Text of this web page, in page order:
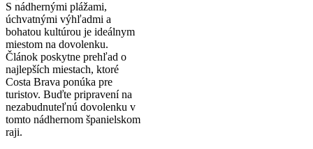
S nádhernými plážami,
úchvatnými výhľadmi a
bohatou kultúrou je ideálnym
miestom na dovolenku.
Článok poskytne prehľad o
najlepších miestach, ktoré
Costa Brava ponúka pre
turistov. Buďte pripravení na
nezabudnuteľnú dovolenku v
tomto nádhernom španielskom
raji.